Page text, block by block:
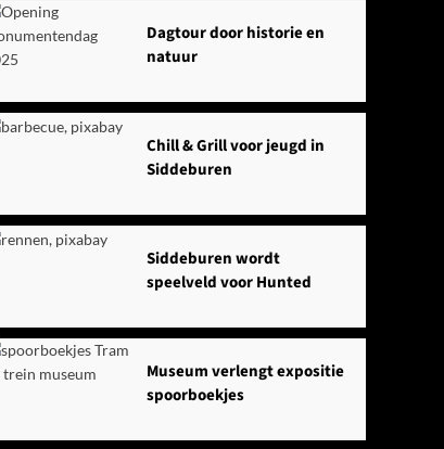
Dagtour door historie en
natuur
Chill & Grill voor jeugd in
Siddeburen
Siddeburen wordt
speelveld voor Hunted
Museum verlengt expositie
spoorboekjes